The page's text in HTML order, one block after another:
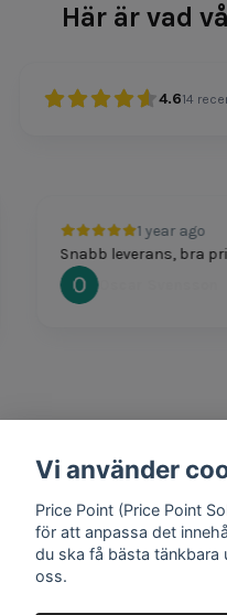
Här är vad
4.614
1 year ago
Snabb leverans, bra
Oscar Svensson
1 year ago
Mathias Johansson
Vi använder
Price Point (Price Point
för att anpassa det
du ska få bästa tänkbara
oss.